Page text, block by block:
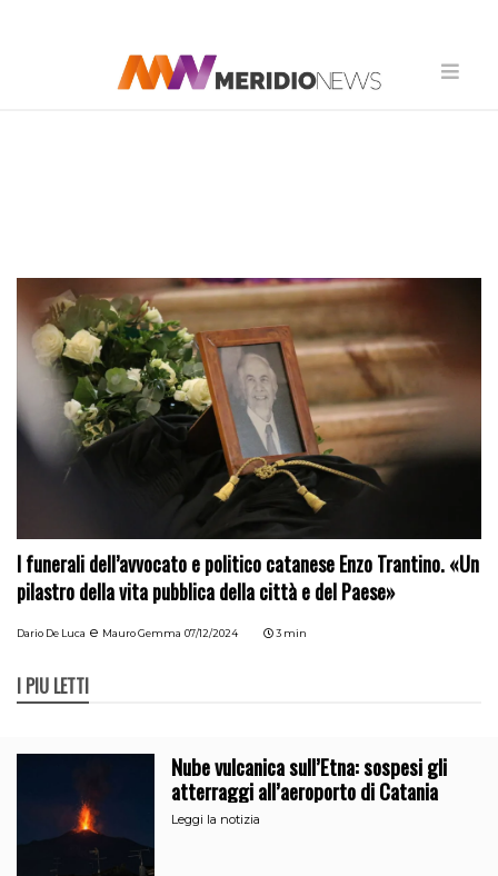
I funerali dell’avvocato e politico catanese Enzo Trantino. «Un
pilastro della vita pubblica della città e del Paese»
Dario De Luca e Mauro Gemma 07/12/2024 3 min
I PIÙ LETTI
Nube vulcanica sull’Etna: sospesi gli
atterraggi all’aeroporto di Catania
Leggi la notizia